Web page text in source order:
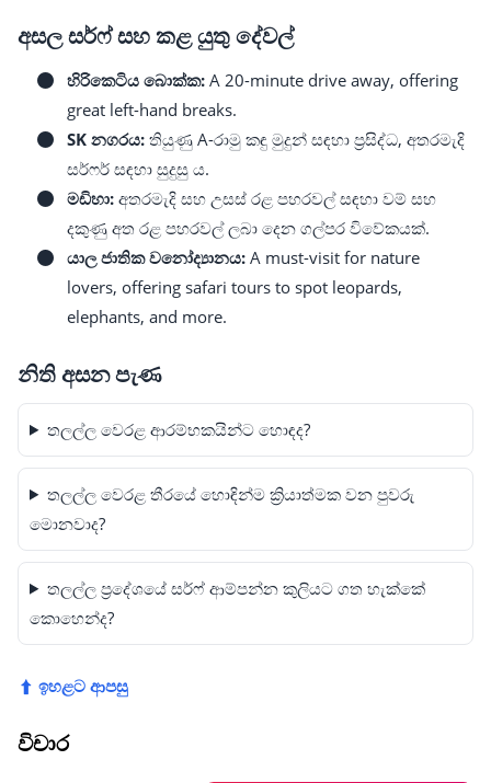
අසල සර්ෆ් සහ කළ යුතු දේවල්
හිරිකෙටිය බොක්ක: A 20-minute drive away, offering
great left-hand breaks.
SK නගරය: තියුණු A-රාමු කඳු මුදුන් සඳහා ප්‍රසිද්ධ, අතරමැදි
සර්ෆර් සඳහා සුදුසු ය.
මඩිහා: අතරමැදි සහ උසස් රළ පහරවල් සඳහා වම් සහ
දකුණු අත රළ පහරවල් ලබා දෙන ගල්පර විවේකයක්.
යාල ජාතික වනෝද්‍යානය: A must-visit for nature
lovers, offering safari tours to spot leopards,
elephants, and more.
නිති අසන පැණ
තලල්ල වෙරළ ආරම්භකයින්ට හොඳද?
තලල්ල වෙරළ තීරයේ හොඳින්ම ක්‍රියාත්මක වන පුවරු
මොනවාද?
තලල්ල ප්‍රදේශයේ සර්ෆ් ආම්පන්න කුලියට ගත හැක්කේ
කොහෙන්ද?
⬆ ඉහළට ආපසු
විචාර